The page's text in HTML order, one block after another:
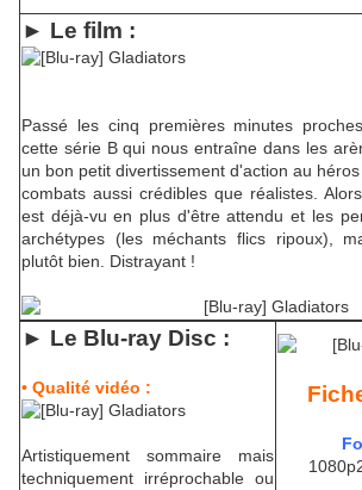
► Le film :
Passé les cinq premières minutes
cette série B qui nous entraîne dans les
un bon petit divertissement d'action au
combats aussi crédibles que réalistes.
est déjà-vu en plus d'être attendu et les
archétypes (les méchants flics ripoux),
plutôt bien. Distrayant !
► Le Blu-ray Disc :
• Qualité vidéo :
Artistiquement sommaire mais
techniquement irréprochable ou